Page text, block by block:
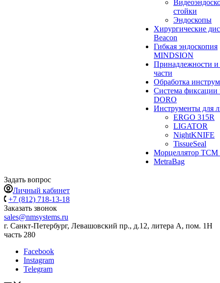
стойки
Эндоскопы
Хирургические
Beacon
Гибкая эндоскопия
MINDSION
Принадлежности и
части
Обработка
Система фиксации
DORO
Инструменты для
ERGO 315R
LIGATOR
NightKNIFE
TissueSeal
Морцеллятор ТСМ
MetraBag
Задать вопрос
Личный кабинет
+7 (812) 718-13-18
Заказать звонок
sales@nmsystems.ru
г. Санкт-Петербург, Левашовский пр., д.12, литера А, пом. 1Н
часть 280
Facebook
Instagram
Telegram